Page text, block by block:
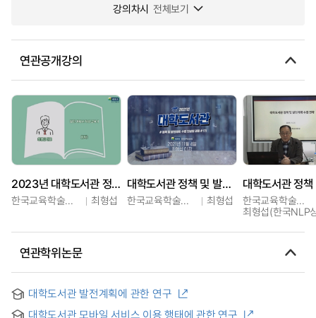
강의차시 전체보기
연관공개강의
2023년 대학도서관 정책 및 발전계획 수립 컨설팅 과정 2
한국교육학술정보원 최형섭
대학도서관 정책 및 발전계획 수립 컨설팅 과정 1부
한국교육학술정보원 최형섭
한국교육학술정보원
최형섭(한국NLP
연관학위논문
대학도서관 발전계획에 관한 연구
대학도서관 모바일 서비스 이용 행태에 관한 연구